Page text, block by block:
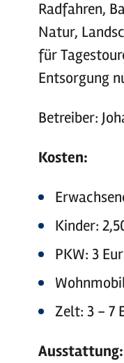
Radfahren,
Natur,
für
Entsorgung
Betreiber:
Kosten:
Kinder:
PKW: 3
Zelt: 3 - 7
Ausstattung: